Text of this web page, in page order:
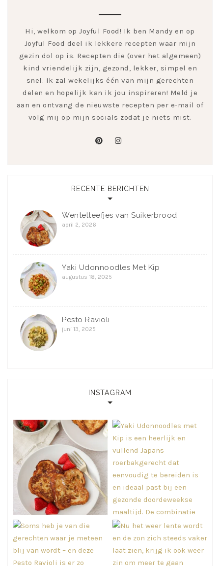
Hi, welkom op Joyful Food! Ik ben Mandy en op
Joyful Food deel ik lekkere recepten waar mijn
gezin dol op is. Recepten die (over het algemeen)
kind vriendelijk zijn, gezond, lekker, simpel en
snel. Ik zal wekelijks één van mijn gerechten
delen en hopelijk kan ik jou inspireren! Meld je
aan en ontvang de nieuwste recepten per e-mail of
volg mij op mijn socials zodat je niets mist.
RECENTE BERICHTEN
Wentelteefjes van Suikerbrood
april 2, 2026
Yaki Udonnoodles Met Kip
augustus 18, 2025
Pesto Ravioli
juni 13, 2025
INSTAGRAM